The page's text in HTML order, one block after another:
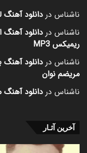
ناشناس در دانلود آهنگ
ناشناس دردانلود
ریمیکس MP3
ناشناس در دانلود
مریضم نوان
ناشناس در دانلود آهنگ
آخرین آثـار